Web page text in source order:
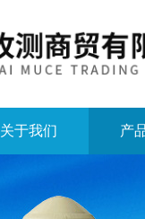
关于我们 产